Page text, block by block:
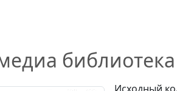
библиотека